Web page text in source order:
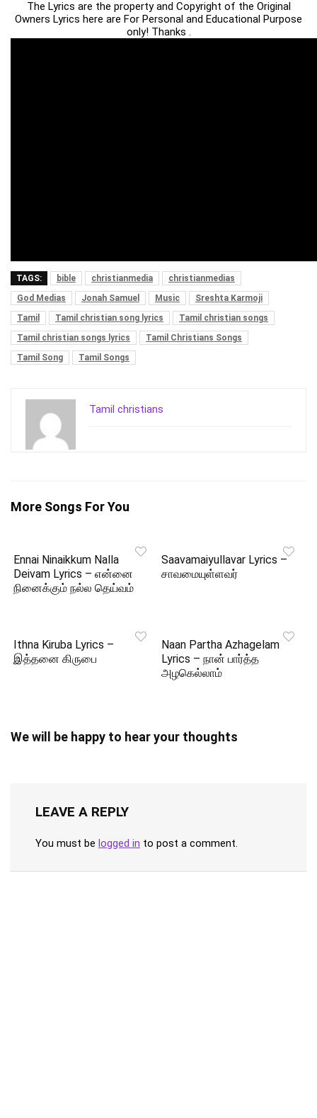
The Lyrics are the property and Copyright of the Original
Owners Lyrics here are For Personal and Educational Purpose
only! Thanks .
TAGS: bible christianmedia
christianmedias
God Medias
Jonah Samuel Music
Sreshta Karmoji
Tamil
Tamil christian song lyrics
Tamil christian songs
Tamil christian songs lyrics
Tamil Christians Songs
Tamil Song
Tamil Songs
Tamil christians
More Songs For You
Ennai Ninaikkum Nalla
Deivam Lyrics – என்னை
நினைக்கும் நல்ல தெய்வம்
Saavamaiyullavar Lyrics –
சாவமையுள்ளவர்
Ithna Kiruba Lyrics –
இத்தனை கிருபை
Naan Partha Azhagelam
Lyrics – நான் பார்த்த
அழகெல்லாம்
We will be happy to hear your thoughts
LEAVE A REPLY
You must be logged in to post a comment.